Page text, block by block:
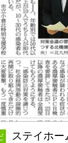
ステイホー